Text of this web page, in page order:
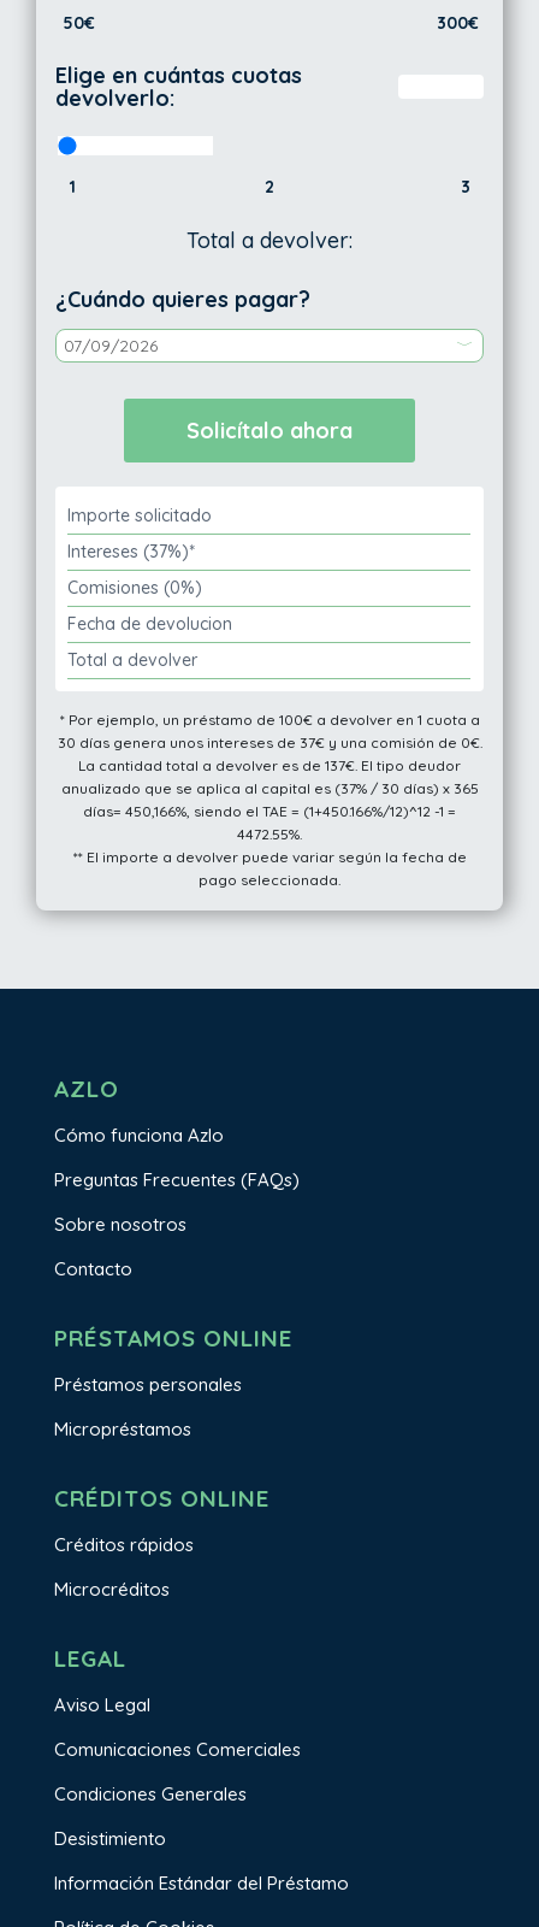
50€ 300€
Elige en cuántas cuotas
devolverlo:
1 2 3
Total a devolver:
¿Cuándo quieres pagar?
Importe solicitado
Intereses (37%)*
Comisiones (0%)
Fecha de devolucion
Total a devolver
* Por ejemplo, un préstamo de 100€ a devolver en 1 cuota a
30 días genera unos intereses de 37€ y una comisión de 0€.
La cantidad total a devolver es de 137€. El tipo deudor
anualizado que se aplica al capital es (37% / 30 días) x 365
días= 450,166%, siendo el TAE = (1+450.166%/12)^12 -1 =
4472.55%.
** El importe a devolver puede variar según la fecha de
pago seleccionada.
AZLO
Cómo funciona Azlo
Preguntas Frecuentes (FAQs)
Sobre nosotros
Contacto
PRÉSTAMOS ONLINE
Préstamos personales
Micropréstamos
CRÉDITOS ONLINE
Créditos rápidos
Microcréditos
LEGAL
Aviso Legal
Comunicaciones Comerciales
Condiciones Generales
Desistimiento
Información Estándar del Préstamo